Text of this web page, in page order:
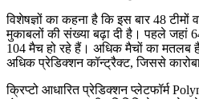
विशेषज्ञों का कहना है कि इस बार 48 टीमों
मुकाबलों की संख्या बढ़ा दी है। पहले जहां
104 मैच हो रहे हैं। अधिक मैचों का मतलब
अधिक प्रेडिक्शन कॉन्ट्रैक्ट, जिससे
क्रिप्टो आधारित प्रेडिक्शन प्लेटफॉर्म